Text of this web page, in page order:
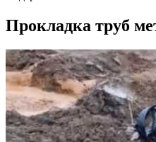
Прокладка труб